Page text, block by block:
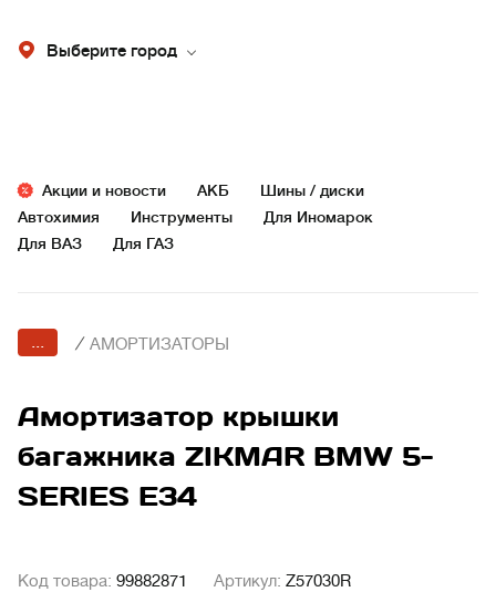
Выберите город
Акции и новости АКБ
Шины / диски
Автохимия
Инструменты
Для Иномарок
Для ВАЗ
Для ГАЗ
... / АМОРТИЗАТОРЫ
Амортизатор крышки
багажника ZIKMAR BMW 5-
SERIES E34
Код товара: 99882871 Артикул: Z57030R